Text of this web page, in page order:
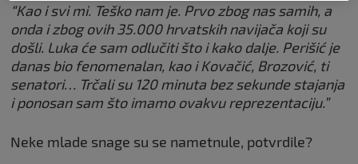
“Kao i svi mi. Teško nam je. Prvo zbog nas samih, a
onda i zbog ovih 35.000 hrvatskih navijača koji su
došli. Luka će sam odlučiti što i kako dalje. Perišić je
danas bio fenomenalan, kao i Kovačić, Brozović, ti
senatori… Trčali su 120 minuta bez sekunde stajanja
i ponosan sam što imamo ovakvu reprezentaciju.”
Neke mlade snage su se nametnule, potvrdile?